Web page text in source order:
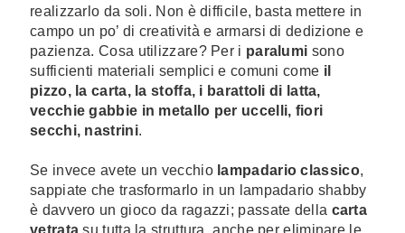
realizzarlo da soli. Non è difficile, basta mettere in
campo un po’ di creatività e armarsi di dedizione e
pazienza. Cosa utilizzare? Per i paralumi sono
sufficienti materiali semplici e comuni come il
pizzo, la carta, la stoffa, i barattoli di latta,
vecchie gabbie in metallo per uccelli, fiori
secchi, nastrini.
Se invece avete un vecchio lampadario classico,
sappiate che trasformarlo in un lampadario shabby
è davvero un gioco da ragazzi; passate della carta
vetrata su tutta la struttura, anche per eliminare le